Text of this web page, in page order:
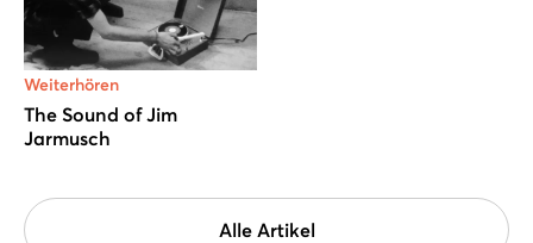
Weiterhören
The Sound of Jim
Jarmusch
Alle Artikel